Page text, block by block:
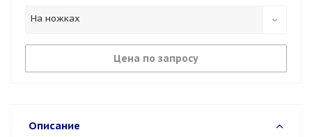
На ножках
Цена по запросу
Описание